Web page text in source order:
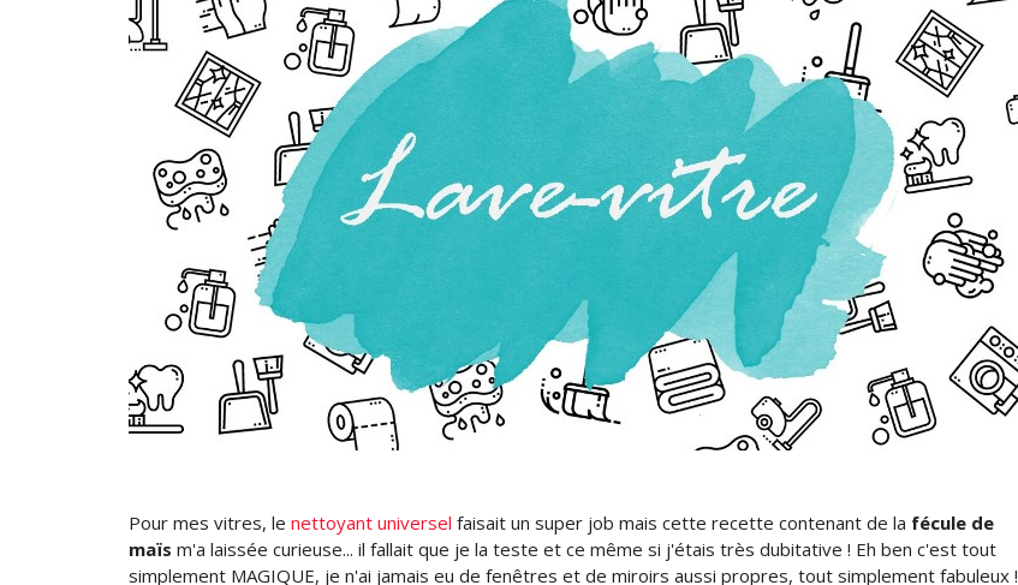
Pour mes vitres, le nettoyant universel faisait un super job mais cette recette contenant de la fécule de
maïs m'a laissée curieuse... il fallait que je la teste et ce même si j'étais très dubitative ! Eh ben c'est tout
simplement MAGIQUE, je n'ai jamais eu de fenêtres et de miroirs aussi propres, tout simplement fabuleux !